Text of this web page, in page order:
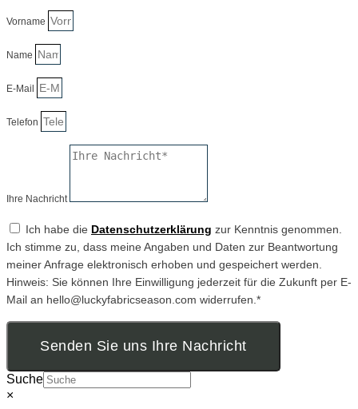
Vorname
Name
E-Mail
Telefon
Ihre Nachricht
Ich habe die Datenschutzerklärung zur Kenntnis genommen.
Ich stimme zu, dass meine Angaben und Daten zur Beantwortung
meiner Anfrage elektronisch erhoben und gespeichert werden.
Hinweis: Sie können Ihre Einwilligung jederzeit für die Zukunft per E-
Mail an hello@luckyfabricseason.com widerrufen.*
Senden Sie uns Ihre Nachricht
Suche
×